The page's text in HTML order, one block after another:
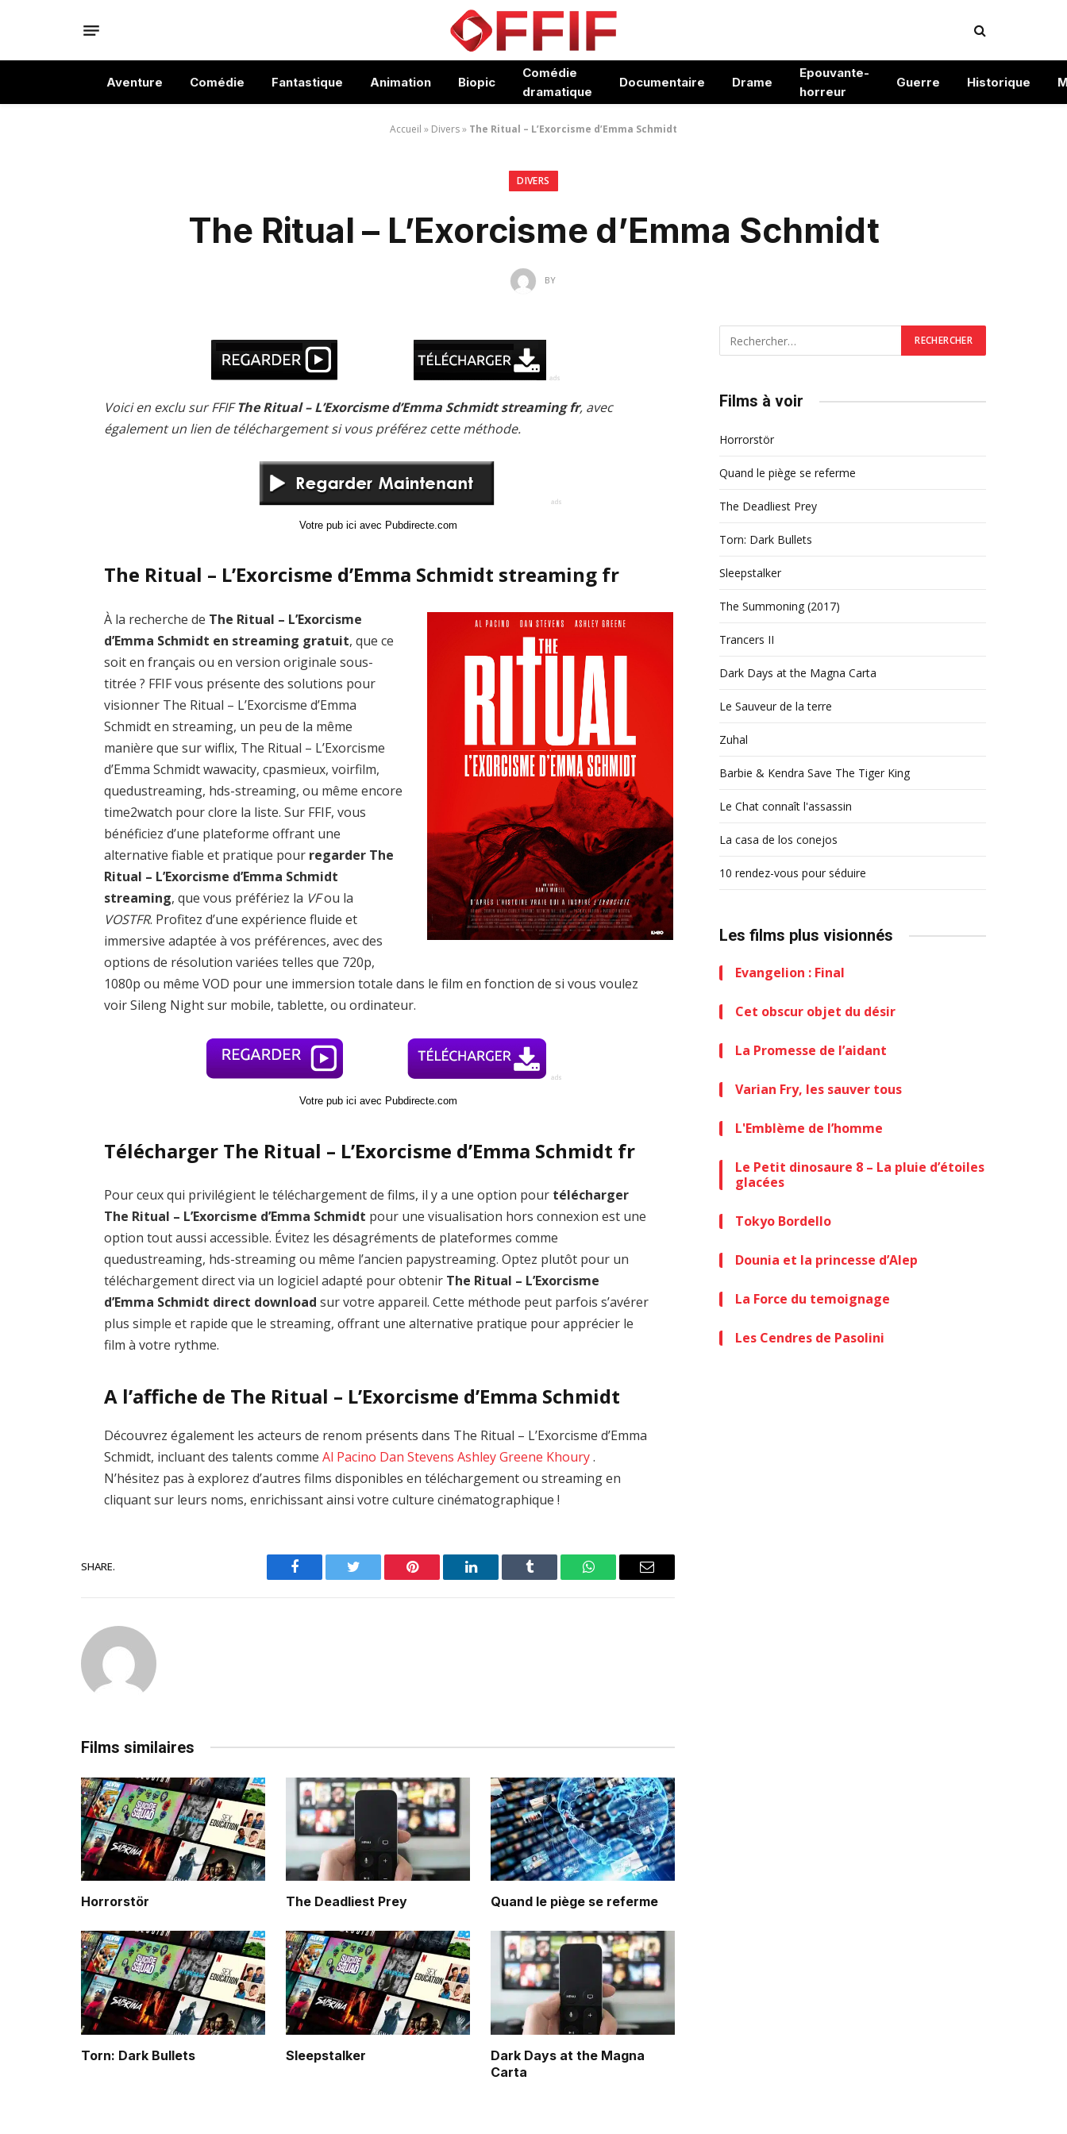
Aventure Comédie Fantastique Animation Biopic
Comédie
dramatique
Documentaire Drame
Epouvante-
horreur
Guerre Historique
Accueil » Divers» The Ritual – L’Exorcisme d’Emma Schmidt
DIVERS
The Ritual – L’Exorcisme d’Emma Schmidt
BY
Voici en exclu sur FFIFThe Ritual – L’Exorcisme d’Emma Schmidt streaming fr, avec
également un lien de téléchargement si vous préférez cette méthode.
Votre pub ici avec Pubdirecte.com
The Ritual – L’Exorcisme d’Emma Schmidt streaming fr
À la recherche de The Ritual – L’Exorcisme
d’Emma Schmidt en streaming gratuit, que ce
soit en français ou en version originale sous-
titrée ? FFIF vous présente des solutions pour
visionner The Ritual – L’Exorcisme d’Emma
Schmidt en streaming, un peu de la même
manière que sur wiflix, The Ritual – L’Exorcisme
d’Emma Schmidt wawacity, cpasmieux, voirfilm,
quedustreaming, hds-streaming, ou même encore
time2watch pour clore la liste. Sur FFIF, vous
bénéficiez d’une plateforme offrant une
alternative fiable et pratique pour regarder The
Ritual – L’Exorcisme d’Emma Schmidt
streaming, que vous préfériez la VFou la
VOSTFR. Profitez d’une expérience fluide et
immersive adaptée à vos préférences, avec des
options de résolution variées telles que 720p,
1080p ou même VOD pour une immersion totale dans le film en fonction de si vous voulez
voir Sileng Night sur mobile, tablette, ou ordinateur.
Votre pub ici avec Pubdirecte.com
Télécharger The Ritual – L’Exorcisme d’Emma Schmidt fr
Pour ceux qui privilégient le téléchargement de films, il y a une option pour télécharger
The Ritual – L’Exorcisme d’Emma Schmidt pour une visualisation hors connexion est une
option tout aussi accessible. Évitez les désagréments de plateformes comme
quedustreaming, hds-streaming ou même l’ancien papystreaming. Optez plutôt pour un
téléchargement direct via un logiciel adapté pour obtenir The Ritual – L’Exorcisme
d’Emma Schmidt direct download sur votre appareil. Cette méthode peut parfois s’avérer
plus simple et rapide que le streaming, offrant une alternative pratique pour apprécier le
film à votre rythme.
A l’affiche de The Ritual – L’Exorcisme d’Emma Schmidt
Découvrez également les acteurs de renom présents dans The Ritual – L’Exorcisme d’Emma
Schmidt, incluant des talents commeAl Pacino Dan Stevens Ashley Greene Khoury.
N’hésitez pas à explorez d’autres films disponibles en téléchargement ou streaming en
cliquant sur leurs noms, enrichissant ainsi votre culture cinématographique !
SHARE.
Facebook Twitter Pinterest LinkedIn Tumblr WhatsAppEmail
Films similaires
Horrorstör The Deadliest Prey Quand le piège se referme
Torn: Dark Bullets Sleepstalker
Dark Days at the Magna
Carta
Films à voir
Horrorstör
Quand le piège se referme
The Deadliest Prey
Torn: Dark Bullets
Sleepstalker
The Summoning (2017)
Trancers II
Dark Days at the Magna Carta
Le Sauveur de la terre
Zuhal
Barbie & Kendra Save The Tiger King
Le Chat connaît l'assassin
La casa de los conejos
10 rendez-vous pour séduire
Les films plus visionnés
Evangelion : Final
Cet obscur objet du désir
La Promesse de l’aidant
Varian Fry, les sauver tous
L'Emblème de l’homme
Le Petit dinosaure 8 – La pluie d’étoiles
glacées
Tokyo Bordello
Dounia et la princesse d’Alep
La Force du temoignage
Les Cendres de Pasolini